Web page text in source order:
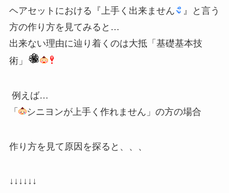
ヘアセットにおける『上手く出来ません
』と言う
方の作り方を見てみると…
出来ない理由に辿り着くのは大抵「基礎基本技
術」
例えば…
「
シニヨンが上手く作れません」の方の場合
作り方を見て原因を探ると、、、
↓↓↓↓↓↓